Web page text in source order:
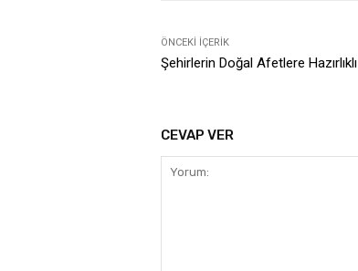
ÖNCEKI İÇERIK
Şehirlerin Doğal Afetlere
CEVAP VER